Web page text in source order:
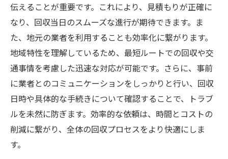
伝えることが重要です。これにより、見積もりが正確に
なり、回収当日のスムーズな進行が期待できます。ま
た、地元の業者を利用することも効率化に繋がります。
地域特性を理解しているため、最短ルートでの回収や交
通事情を考慮した迅速な対応が可能です。さらに、事前
に業者とのコミュニケーションをしっかりと行い、回収
日時や具体的な手続きについて確認することで、トラブ
ルを未然に防ぎます。効率的な依頼は、時間とコストの
削減に繋がり、全体の回収プロセスをより快適にしま
す。